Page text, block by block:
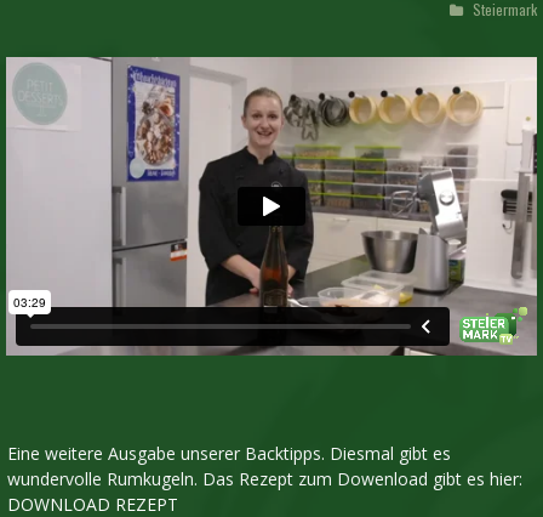
Steiermark
Eine weitere Ausgabe unserer Backtipps. Diesmal gibt es
wundervolle Rumkugeln. Das Rezept zum Dowenload gibt es hier:
DOWNLOAD REZEPT